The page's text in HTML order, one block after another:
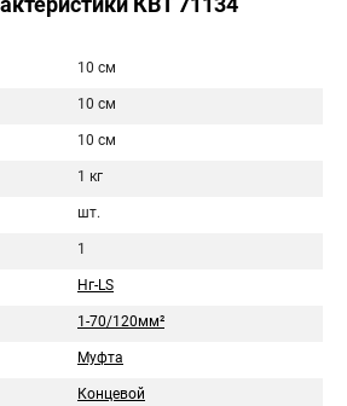
10 см
10 см
10 см
1 кг
шт.
1
Нг-LS
1-70/120мм²
Муфта
Концевой